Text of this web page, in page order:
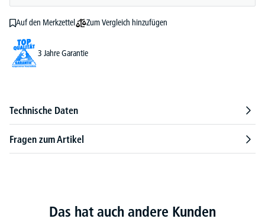
Auf den Merkzettel Zum Vergleich hinzufügen
3 Jahre Garantie
Technische Daten
Fragen zum Artikel
Das hat auch andere Kunden